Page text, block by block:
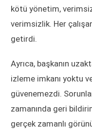
kötü yönetim,
verimsizlik. Her
getirdi.
Ayrıca, başkanın
izleme imkanı yoktu
güvenemezdi.
zamanında geri
gerçek zamanlı